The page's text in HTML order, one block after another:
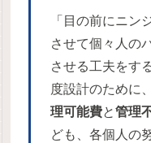
「目の前にニン
させて個々人の
させる工夫をす
度設計のために
理可能費と管理
ども、各個人の